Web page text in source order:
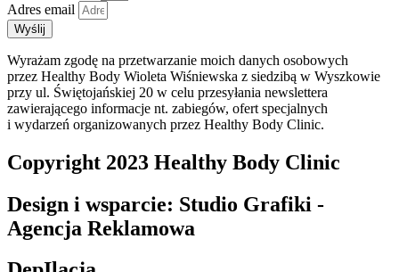
Adres email
Wyślij
Wyrażam zgodę na przetwarzanie moich danych osobowych
przez Healthy Body Wioleta Wiśniewska z siedzibą w Wyszkowie
przy ul. Świętojańskiej 20 w celu przesyłania newslettera
zawierającego informacje nt. zabiegów, ofert specjalnych
i wydarzeń organizowanych przez Healthy Body Clinic.
Copyright 2023 Healthy Body Clinic
Design i wsparcie: Studio Grafiki -
Agencja Reklamowa